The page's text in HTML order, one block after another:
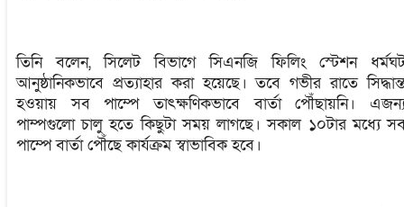
তিনি বলেন, সিলেট বিভাগে সিএনজি ফিলিং স্টেশন
আনুষ্ঠানিকভাবে প্রত্যাহার করা হয়েছে। তবে গভীর রাতে
হওয়ায় সব পাম্পে তাৎক্ষণিকভাবে বার্তা পৌঁছায়নি।
পাম্পগুলো চালু হতে কিছুটা সময় লাগছে। সকাল ১০টার মধ্যে
পাম্পে বার্তা পৌঁছে কার্যক্রম স্বাভাবিক হবে।